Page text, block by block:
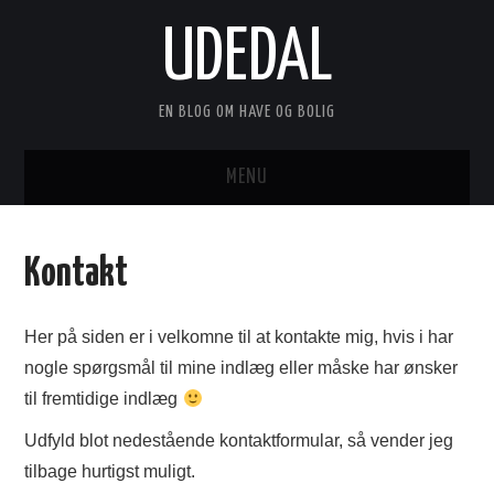
UDEDAL
EN BLOG OM HAVE OG BOLIG
MENU
ANNONCERING
KONTAKT
OM
Kontakt
Her på siden er i velkomne til at kontakte mig, hvis i har
nogle spørgsmål til mine indlæg eller måske har ønsker
til fremtidige indlæg
Udfyld blot nedestående kontaktformular, så vender jeg
tilbage hurtigst muligt.